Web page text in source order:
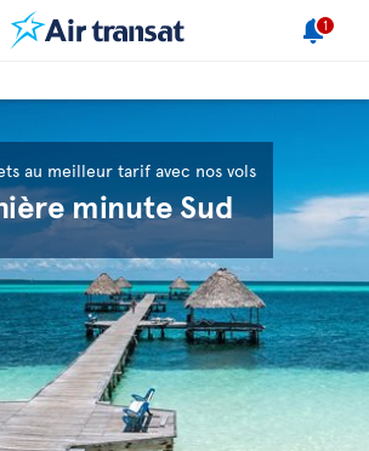
1
au meilleur tarif avec nos vols
minute Sud